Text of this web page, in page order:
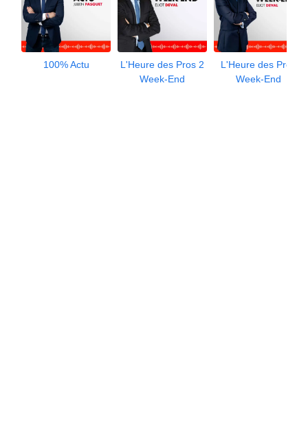
100% Actu
L'Heure des Pros 2
Week-End
L'Heure des Pros
Week-End